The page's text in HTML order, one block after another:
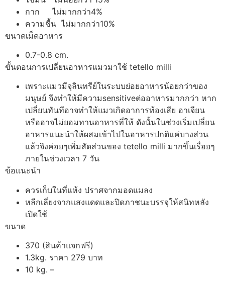
กาก ไม่มากกว่า4%
ความชื้น ไม่มากกว่า10%
ขนาดเม็ดอาหาร
0.7-0.8 cm.
ขั้นตอนการเปลี่ยนอาหารแมวมาใช้ tetello milli
เพราะแมวมีจุลินทรีย์ในระบบย่อยอาหารน้อยกว่าของ
มนุษย์ จึงทำให้มีความsensitiveต่ออาหารมากกว่า หาก
เปลี่ยนทันทีอาจทำให้แมวเกิดอาการท้องเสีย อาเจียน
หรืออาจไม่ยอมทานอาหารที่ให้ ดังนั้นในช่วงเริ่มเปลี่ยน
อาหารแนะนำให้ผสมเข้าไปในอาหารปกติแค่บางส่วน
แล้วจึงค่อยๆเพิ่มสัดส่วนของ tetello milli มากขึ้นเรื่อยๆ
ภายในช่วงเวลา 7 วัน
ข้อแนะนำ
ควรเก็บในที่แห้ง ปราศจากมอดแมลง
หลีกเลี่ยงจากแสงแดดและปิดภาชนะบรรจุให้สนิทหลัง
เปิดใช้
ขนาด
370 (สินค้าแจกฟรี)
1.3kg. ราคา 279 บาท
10 kg. –